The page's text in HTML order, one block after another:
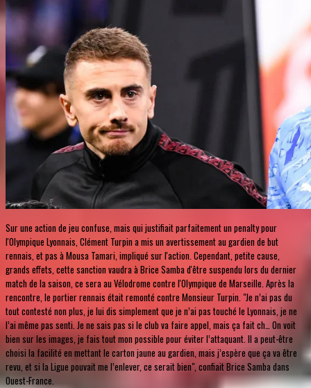
Sur une action de jeu confuse, mais qui justifiait parfaitement un penalty pour
l'Olympique Lyonnais, Clément Turpin a mis un avertissement au gardien de but
rennais, et pas à Mousa Tamari, impliqué sur l'action. Cependant, petite cause,
grands effets, cette sanction vaudra à Brice Samba d'être suspendu lors du dernier
match de la saison, ce sera au Vélodrome contre l'Olympique de Marseille. Après la
rencontre, le portier rennais était remonté contre Monsieur Turpin. "Je n’ai pas du
tout contesté non plus, je lui dis simplement que je n’ai pas touché le Lyonnais, je ne
l’ai même pas senti. Je ne sais pas si le club va faire appel, mais ça fait ch… On voit
bien sur les images, je fais tout mon possible pour éviter l’attaquant. Il a peut-être
choisi la facilité en mettant le carton jaune au gardien, mais j’espère que ça va être
revu, et si la Ligue pouvait me l’enlever, ce serait bien", confiait Brice Samba dans
Ouest-France.